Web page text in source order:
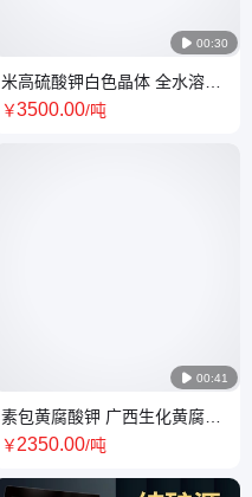
 00:30
米高硫酸钾白色晶体 全水溶硫
酸钾 农业用硫酸钾 量大从优 南
￥3500.00/吨
 00:41
素包黄腐酸钾 广西生化黄腐酸
钾 糖蜜干粉 南宁现货 糖蜜粉
￥2350.00/吨